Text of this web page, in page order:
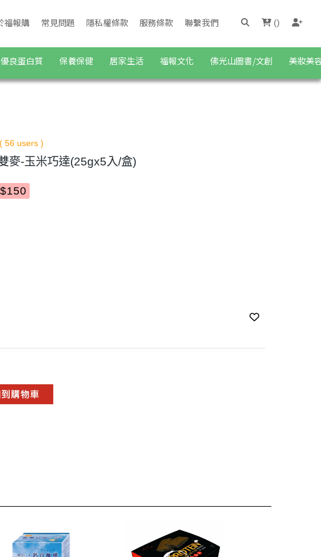
福報購 常見問題 隱私權條款 服務條款 聯繫我們 ()
優良蛋白質 保養保健 居家生活 福報文化 佛光山圖書/文創 美妝美
( 56 users )
麥-玉米巧達(25gx5入/盒)